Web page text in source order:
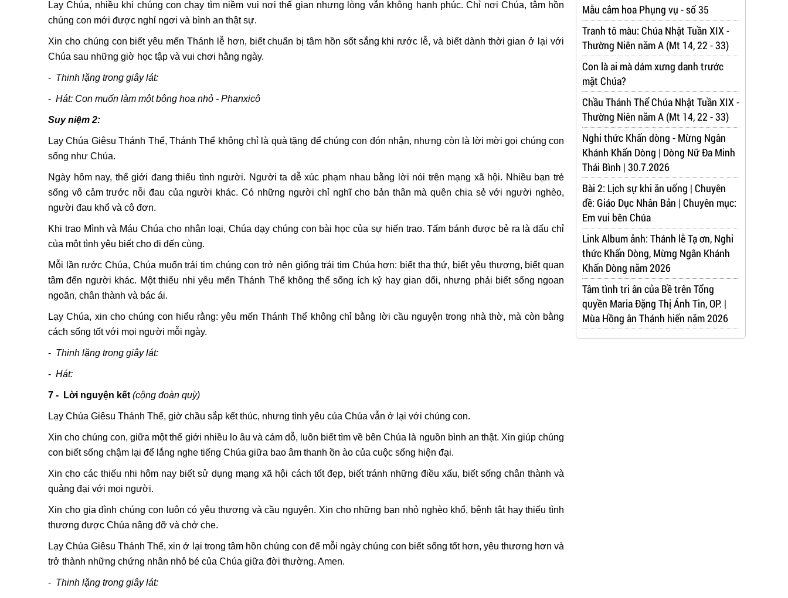
Lạy Chúa, nhiều khi chúng con chạy tìm niềm vui nơi thế gian nhưng lòng vẫn không hạnh phúc. Chỉ nơi Chúa, tâm hồn
chúng con mới được nghỉ ngơi và bình an thật sự.
Xin cho chúng con biết yêu mến Thánh lễ hơn, biết chuẩn bị tâm hồn sốt sắng khi rước lễ, và biết dành thời gian ở lại với
Chúa sau những giờ học tập và vui chơi hằng ngày.
- Thinh lặng trong giây lát:
- Hát: Con muốn làm một bông hoa nhỏ - Phanxicô
Suy niệm 2:
Lạy Chúa Giêsu Thánh Thể, Thánh Thể không chỉ là quà tặng để chúng con đón nhận, nhưng còn là lời mời gọi chúng con
sống như Chúa.
Ngày hôm nay, thế giới đang thiếu tình người. Người ta dễ xúc phạm nhau bằng lời nói trên mạng xã hội. Nhiều bạn trẻ
sống vô cảm trước nỗi đau của người khác. Có những người chỉ nghĩ cho bản thân mà quên chia sẻ với người nghèo,
người đau khổ và cô đơn.
Khi trao Mình và Máu Chúa cho nhân loại, Chúa dạy chúng con bài học của sự hiến trao. Tấm bánh được bẻ ra là dấu chỉ
của một tình yêu biết cho đi đến cùng.
Mỗi lần rước Chúa, Chúa muốn trái tim chúng con trở nên giống trái tim Chúa hơn: biết tha thứ, biết yêu thương, biết quan
tâm đến người khác. Một thiếu nhi yêu mến Thánh Thể không thể sống ích kỷ hay gian dối, nhưng phải biết sống ngoan
ngoãn, chân thành và bác ái.
Lạy Chúa, xin cho chúng con hiểu rằng: yêu mến Thánh Thể không chỉ bằng lời cầu nguyện trong nhà thờ, mà còn bằng
cách sống tốt với mọi người mỗi ngày.
- Thinh lặng trong giây lát:
- Hát:
7 - Lời nguyện kết (cộng đoàn quỳ)
Lạy Chúa Giêsu Thánh Thể, giờ chầu sắp kết thúc, nhưng tình yêu của Chúa vẫn ở lại với chúng con.
Xin cho chúng con, giữa một thế giới nhiều lo âu và cám dỗ, luôn biết tìm về bên Chúa là nguồn bình an thật. Xin giúp chúng
con biết sống chậm lại để lắng nghe tiếng Chúa giữa bao âm thanh ồn ào của cuộc sống hiện đại.
Xin cho các thiếu nhi hôm nay biết sử dụng mạng xã hội cách tốt đẹp, biết tránh những điều xấu, biết sống chân thành và
quảng đại với mọi người.
Xin cho gia đình chúng con luôn có yêu thương và cầu nguyện. Xin cho những bạn nhỏ nghèo khổ, bệnh tật hay thiếu tình
thương được Chúa nâng đỡ và chở che.
Lạy Chúa Giêsu Thánh Thể, xin ở lại trong tâm hồn chúng con để mỗi ngày chúng con biết sống tốt hơn, yêu thương hơn và
trở thành những chứng nhân nhỏ bé của Chúa giữa đời thường. Amen.
- Thinh lặng trong giây lát:
Mẫu cắm hoa Phụng vụ - số 35
Tranh tô màu: Chúa Nhật Tuần XIX -
Thường Niên năm A (Mt 14, 22 - 33)
Con là ai mà dám xưng danh trước
mặt Chúa?
Chầu Thánh Thể Chúa Nhật Tuần XIX -
Thường Niên năm A (Mt 14, 22 - 33)
Nghi thức Khấn dòng - Mừng Ngân
Khánh Khấn Dòng | Dòng Nữ Đa Minh
Thái Bình | 30.7.2026
Bài 2: Lịch sự khi ăn uống | Chuyên
đề: Giáo Dục Nhân Bản | Chuyên mục:
Em vui bên Chúa
Link Album ảnh: Thánh lễ Tạ ơn, Nghi
thức Khấn Dòng, Mừng Ngân Khánh
Khấn Dòng năm 2026
Tâm tình tri ân của Bề trên Tổng
quyền Maria Đặng Thị Ánh Tin, OP. |
Mùa Hồng ân Thánh hiến năm 2026